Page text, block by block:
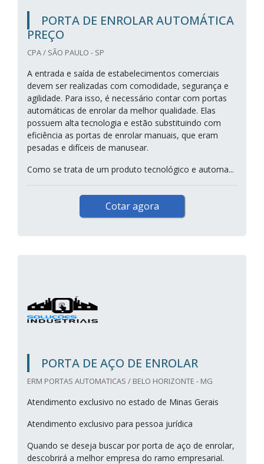
PORTA DE ENROLAR AUTOMÁTICA
PREÇO
CPA / SÃO PAULO - SP
A entrada e saída de estabelecimentos comerciais
devem ser realizadas com comodidade, segurança e
agilidade. Para isso, é necessário contar com portas
automáticas de enrolar da melhor qualidade. Elas
possuem alta tecnologia e estão substituindo com
eficiência as portas de enrolar manuais, que eram
pesadas e difíceis de manusear.
Como se trata de um produto tecnológico e automa...
Cotar agora
PORTA DE AÇO DE ENROLAR
ERM PORTAS AUTOMATICAS / BELO HORIZONTE - MG
Atendimento exclusivo no estado de Minas Gerais
Atendimento exclusivo para pessoa jurídica
Quando se deseja buscar por porta de aço de enrolar,
descobrirá a melhor empresa do ramo empresarial.